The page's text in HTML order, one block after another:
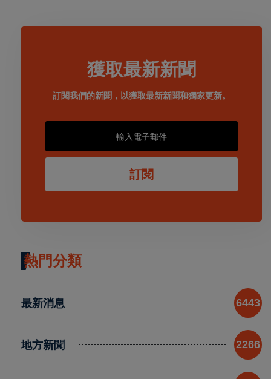
獲取最新新聞
訂閱我們的新聞，以獲取最新新聞和獨家更新。
訂閱
熱門分類
最新消息 6443
地方新聞 2266